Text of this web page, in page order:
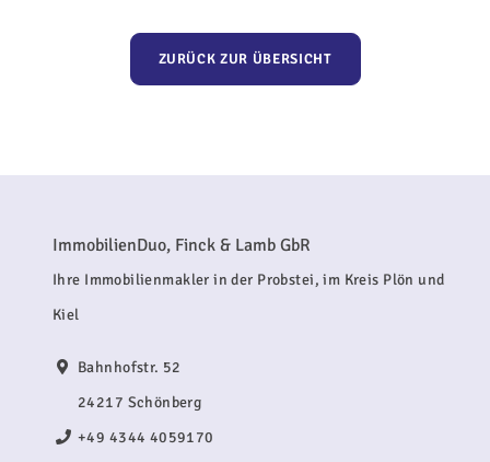
ZURÜCK ZUR ÜBERSICHT
ImmobilienDuo, Finck & Lamb GbR
Ihre Immobilienmakler in der Probstei, im Kreis Plön und
Kiel
Bahnhofstr. 52
24217 Schönberg
+49 4344 4059170